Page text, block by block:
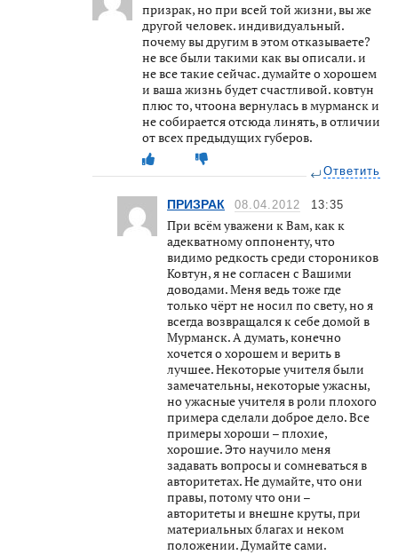
призрак, но при всей той жизни, вы же
другой человек. индивидуальный.
почему вы другим в этом отказываете?
не все были такими как вы описали. и
не все такие сейчас. думайте о хорошем
и ваша жизнь будет счастливой. ковтун
плюс то, чтоона вернулась в мурманск и
не собирается отсюда линять, в отличии
от всех предыдущих губеров.
Ответить
ПРИЗРАК 08.04.2012 13:35
При всём уважени к Вам, как к
адекватному оппоненту, что
видимо редкость среди стороников
Ковтун, я не согласен с Вашими
доводами. Меня ведь тоже где
только чёрт не носил по свету, но я
всегда возвращался к себе домой в
Мурманск. А думать, конечно
хочется о хорошем и верить в
лучшее. Некоторые учителя были
замечательны, некоторые ужасны,
но ужасные учителя в роли плохого
примера сделали доброе дело. Все
примеры хороши – плохие,
хорошие. Это научило меня
задавать вопросы и сомневаться в
авторитетах. Не думайте, что они
правы, потому что они –
авторитеты и внешне круты, при
материальных благах и неком
положении. Думайте сами.